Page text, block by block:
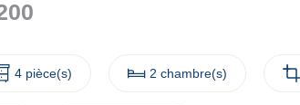
4 pièce(s) 2 chambre(s)